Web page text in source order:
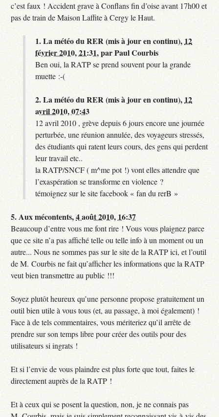
c’est faux ! Accident grave à Conflans fin d’oise avant 17h00 et
pas de train de Maison Laffite à Cergy le Haut.
1.La météo du RER (mis à jour en continu), 12
février 2010, 21:31,parPaul Courbis
Ben oui, la RATP se prend souvent pour la grande
muette :-(
2.La météo du RER (mis à jour en continu), 12
avril 2010, 07:43
12 avril 2010 , grève depuis 6 jours encore une journée
perturbée, une réunion annulée, des voyageurs stressés,
des étudiants qui ratent leurs cours, des gens qui perdent
leur travail etc..
la RATP/SNCF ( m^me pot !) vont elles attendre que
l’exaspération se transforme en violence ?
témoignez sur le site facebook « fan du rerB »
5.Aux mécontents,4 août 2010, 16:37
Beaucoup d’entre vous me font rire ! Vous vous plaignez parce
que ce site n’a pas affiché telle ou telle info à un moment ou un
autre... Nous ne sommes pas sur le site de la RATP ici, et l’outil
de M. Courbis ne fait qu’afficher les informations que la RATP
veut bien transmettre au public !!!
Soyez plutôt heureux qu’une personne propose gratuitement un
outil bien utile à vous tous (et, au passage, à moi également) !
Face à de tels commentaires, vous mériteriez qu’il arrête de
prendre sur son temps libre pour créer des outils pour des
utilisateurs si ingrats !
Et si l’envie de vous plaindre est plus forte que tout, faites le
directement auprès de la RATP !
Et à ceux qui se posent la question, non, je ne connais pas